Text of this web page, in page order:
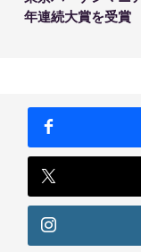
年連続大賞を受賞